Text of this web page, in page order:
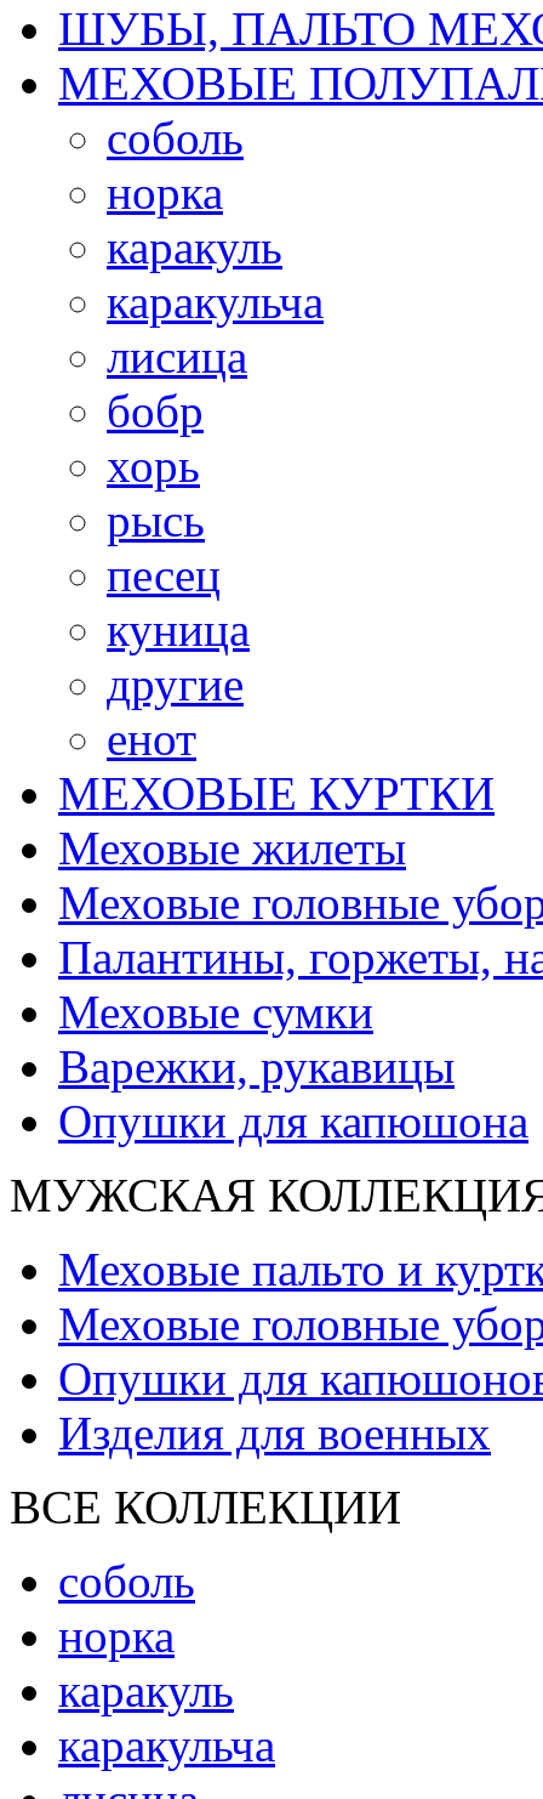
ШУБЫ, ПАЛЬТО
МЕХОВЫЕ
соболь
норка
каракуль
каракульча
лисица
бобр
хорь
рысь
песец
куница
другие
енот
МЕХОВЫЕ КУРТКИ
Меховые жилеты
Меховые головные
Палантины, горжеты,
Меховые сумки
Варежки, рукавицы
Опушки для капюшона
МУЖСКАЯ
Меховые пальто и
Меховые головные
Опушки для
Изделия для военных
ВСЕ КОЛЛЕКЦИИ
соболь
норка
каракуль
каракульча